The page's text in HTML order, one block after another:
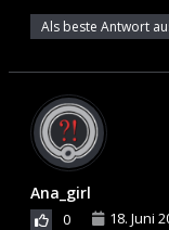
Als beste Antwort
Ana_girl
0 18. Juni